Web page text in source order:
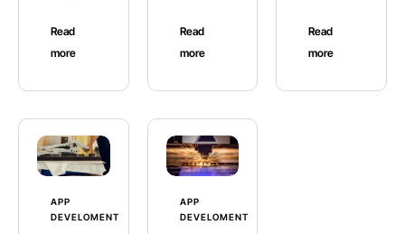
Read
more
Read
more
Read
more
APP
DEVELOMENT
APP
DEVELOMENT